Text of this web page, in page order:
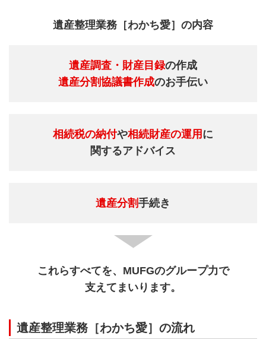
遺産整理業務［わかち愛］の内容
遺産調査・財産目録の作成
遺産分割協議書作成のお手伝い
相続税の納付や相続財産の運用 に
関するアドバイス
遺産分割手続き
これらすべてを、MUFGのグループ力で
支えてまいります。
遺産整理業務［わかち愛］の流れ